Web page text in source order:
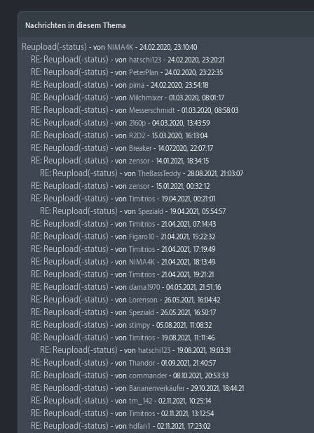
Nachrichten in diesem Thema
Reupload(-status) - von NIMA4K - 24.02.2020, 23:10:40
RE: Reupload(-status) - von hatschi123 - 24.02.2020, 23:20:21
RE: Reupload(-status) - von PeterPlan - 24.02.2020, 23:22:35
RE: Reupload(-status) - von pima - 24.02.2020, 23:54:18
RE: Reupload(-status) - von Milchmixer- 01.03.2020, 08:01:17
RE: Reupload(-status) - von Messerschmidt - 01.03.2020, 08:58:03
RE: Reupload(-status) - von 2160p - 04.03.2020, 13:43:59
RE: Reupload(-status) - von R2D2 - 15.03.2020, 16:13:04
RE: Reupload(-status) - von Breaker- 14.07.2020, 22:07:17
RE: Reupload(-status) - von zensor- 14.01.2021, 18:34:15
RE: Reupload(-status) - von TheBassTeddy - 28.08.2021, 21:03:07
RE: Reupload(-status) - von zensor- 15.01.2021, 00:32:12
RE: Reupload(-status) - von Timitrios - 19.04.2021, 00:21:01
RE: Reupload(-status) - von Speziald - 19.04.2021, 05:54:57
RE: Reupload(-status) - von Timitrios - 21.04.2021, 07:14:43
RE: Reupload(-status) - von Figaro10 - 21.04.2021, 15:22:32
RE: Reupload(-status) - von Timitrios - 21.04.2021, 17:19:49
RE: Reupload(-status) - von NIMA4K - 21.04.2021, 18:13:49
RE: Reupload(-status) - von Timitrios - 21.04.2021, 19:21:21
RE: Reupload(-status) - von dama1970 - 04.05.2021, 21:51:16
RE: Reupload(-status) - von Lorenson - 26.05.2021, 16:04:42
RE: Reupload(-status) - von Speziald - 26.05.2021, 16:50:17
RE: Reupload(-status) - von stimpy - 05.08.2021, 11:08:32
RE: Reupload(-status) - von Timitrios - 19.08.2021, 11:11:46
RE: Reupload(-status) - von hatschi123 - 19.08.2021, 19:03:31
RE: Reupload(-status) - von Thandor- 01.09.2021, 21:40:57
RE: Reupload(-status) - von commander- 08.10.2021, 20:53:33
RE: Reupload(-status) - von Bananenverkäufer- 29.10.2021, 18:44:21
RE: Reupload(-status) - von tm_142 - 02.11.2021, 10:25:14
RE: Reupload(-status) - von Timitrios - 02.11.2021, 13:12:54
RE: Reupload(-status) - von hdfan1 - 02.11.2021, 17:23:02